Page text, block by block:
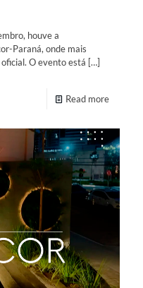
houve a
Paraná, onde mais
O evento está […]
Read more